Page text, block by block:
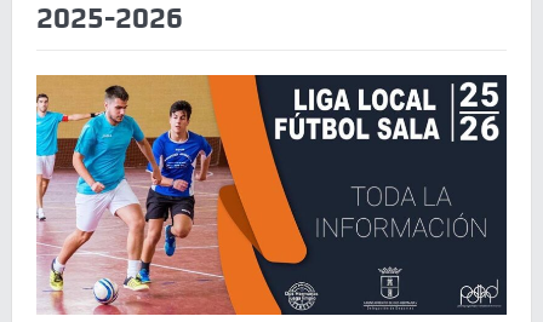
2025-2026